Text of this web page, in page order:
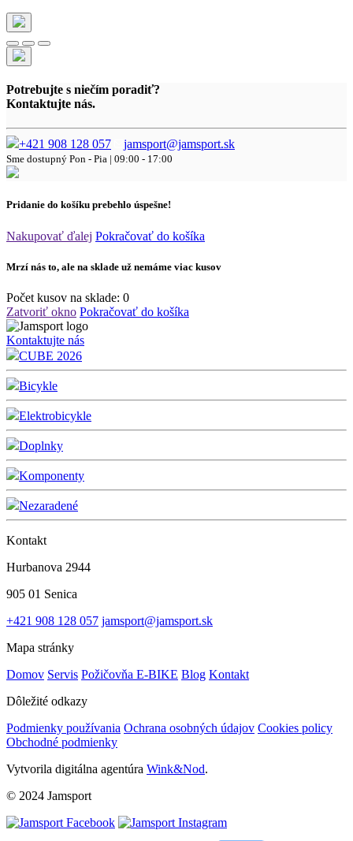
Potrebujte s niečím poradiť?
Kontaktujte nás.
+421 908 128 057 jamsport@jamsport.sk
Sme dostupný Pon - Pia | 09:00 - 17:00
Pridanie do košíku prebehlo úspešne!
Nakupovať ďalej Pokračovať do košíka
Mrzí nás to, ale na sklade už nemáme viac kusov
Počet kusov na sklade: 0
Zatvoriť okno Pokračovať do košíka
Kontaktujte nás
CUBE 2026
Bicykle
Elektrobicykle
Doplnky
Komponenty
Nezaradené
Kontakt
Hurbanova 2944
905 01 Senica
+421 908 128 057 jamsport@jamsport.sk
Mapa stránky
Domov Servis Požičovňa E-BIKE Blog Kontakt
Dôležité odkazy
Podmienky používania Ochrana osobných údajov Cookies policy
Obchodné podmienky
Vytvorila digitálna agentúra Wink&Nod.
© 2024 Jamsport